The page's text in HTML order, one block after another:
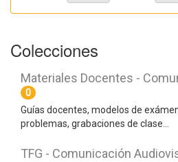
Colecciones
Materiales Docentes -
0
Guías docentes, modelos de
problemas, grabaciones de clase...
TFG - Comunicación